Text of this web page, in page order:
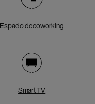
Espacio de coworking
Smart TV